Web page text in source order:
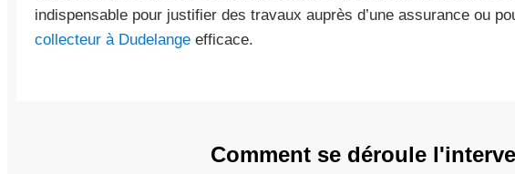
indispensable pour justifier des travaux auprès d’une assurance ou
collecteur à Dudelange efficace.
Comment se déroule